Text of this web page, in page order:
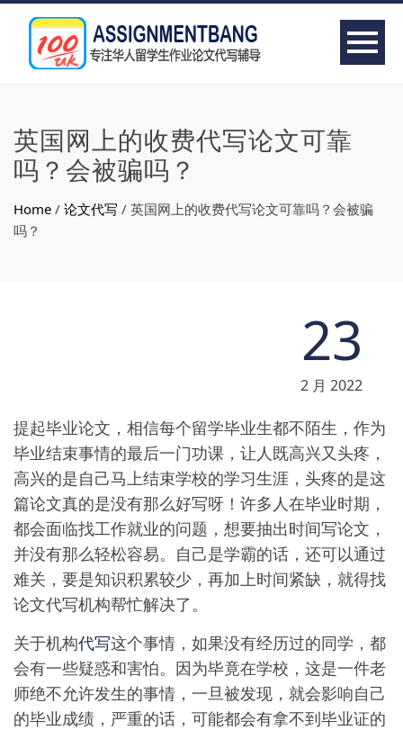
英国网上的收费代写论文可靠
吗？会被骗吗？
Home / 论文代写 / 英国网上的收费代写论文可靠吗？会被骗
吗？
23
2 月 2022
提起毕业论文，相信每个留学毕业生都不陌生，作为
毕业结束事情的最后一门功课，让人既高兴又头疼，
高兴的是自己马上结束学校的学习生涯，头疼的是这
篇论文真的是没有那么好写呀！许多人在毕业时期，
都会面临找工作就业的问题，想要抽出时间写论文，
并没有那么轻松容易。自己是学霸的话，还可以通过
难关，要是知识积累较少，再加上时间紧缺，就得找
论文代写机构帮忙解决了。
关于机构代写这个事情，如果没有经历过的同学，都
会有一些疑惑和害怕。因为毕竟在学校，这是一件老
师绝不允许发生的事情，一旦被发现，就会影响自己
的毕业成绩，严重的话，可能都会有拿不到毕业证的